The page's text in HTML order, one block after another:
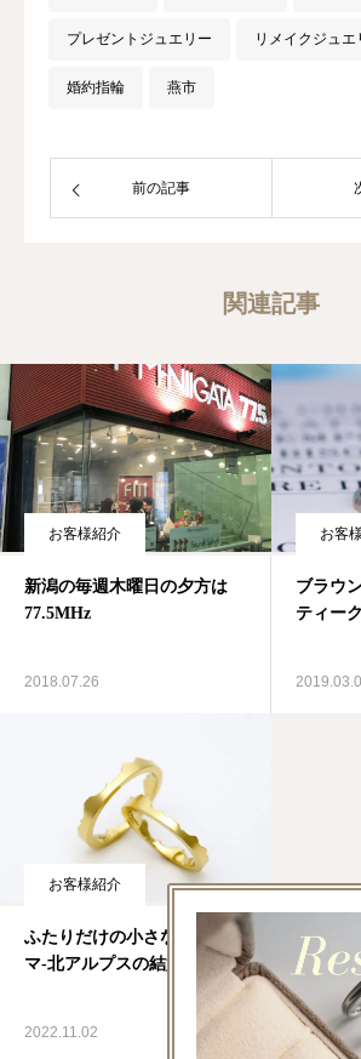
プレゼントジュエリー リメイクジュエ
婚約指輪 燕市
前の記事
関連記事
お客様紹介
新潟の毎週木曜日の夕方は
77.5MHz
2018.07.26
お客
ブラウ
ティー
お客様紹介
ふたりだけの小さなパノラ
マ-北アルプスの結婚指輪
2022.11.02